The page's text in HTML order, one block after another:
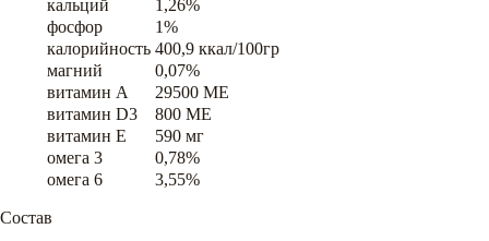
кальций
1,26%
фосфор
1%
калорийность 400,9 ккал/100гр
магний
0,07%
витамин A
29500 ME
витамин D3
800 ME
витамин E
590 мг
омега 3
0,78%
омега 6
3,55%
Состав